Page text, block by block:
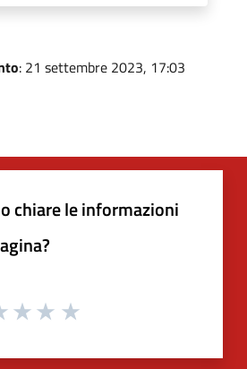
: 21 settembre 2023, 17:03
chiare le informazioni